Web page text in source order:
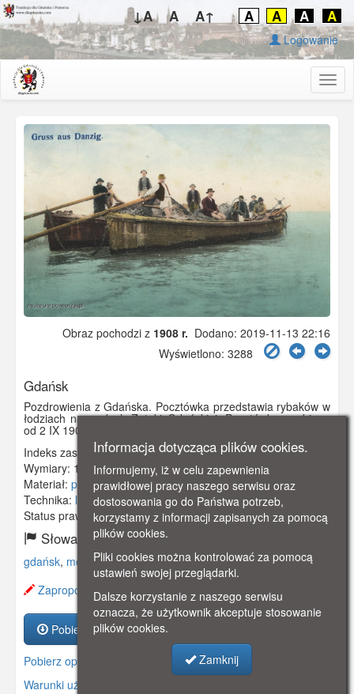
↓A A A↑ A A A A
Logowanie
Obraz pochodzi z 1908 r. Dodano: 2019-11-13 22:16
Wyświetlono: 3288
Gdańsk
Pozdrowienia z Gdańska. Pocztówka przedstawia rybaków w
łodziach na wodach Zatoki Gdańskiej. Pocztówka w obiegu
od 2 IX 1908 r.
Indeks zasobu:GSP01883
Wymiary: 138 x 86 mm
Materiał: pocztówka
Technika: litografia
Status prawny:Użycie Niekomercyjne
Słowa kluczowe:
gdańsk, morze,rybacy,łódź,
Zaproponuj zmianę opisu.
Pobierz zasób
Pobierz opis
Warunki używania zasobów.
Informacja dotycząca plików cookies.
Informujemy, iż w celu zapewnienia
prawidłowej pracy naszego serwisu oraz
dostosowania go do Państwa potrzeb,
korzystamy z informacji zapisanych za pomocą
plików cookies.
Pliki cookies można kontrolować za pomocą
ustawień swojej przeglądarki.
Dalsze korzystanie z naszego serwisu
oznacza, że użytkownik akceptuje stosowanie
plików cookies.
Zamknij